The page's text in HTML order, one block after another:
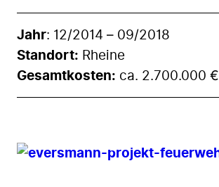
Jahr: 12/2014 – 09/2018
Standort: Rheine
Gesamtkosten: ca. 2.700.000 €